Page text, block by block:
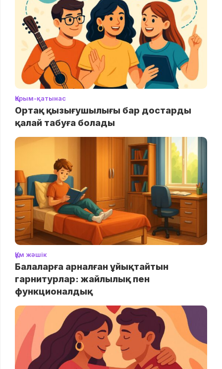
Қарым-қатынас
Ортақ қызығушылығы бар достарды
қалай табуға болады
Құм жәшік
Балаларға арналған ұйықтайтын
гарнитурлар: жайлылық пен
функционалдық